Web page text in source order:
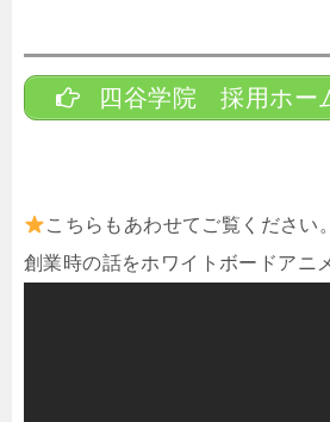
四谷学院 採用ホー
こちらもあわせてご覧ください。
創業時の話をホワイトボードアニ